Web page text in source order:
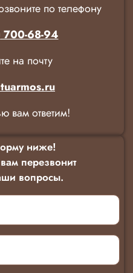
по телефону
68-94
на почту
вам ответим!
ниже!
перезвонит
вопросы.